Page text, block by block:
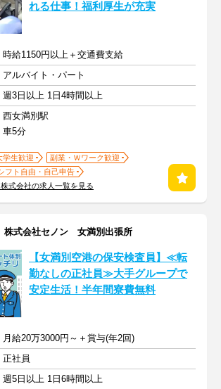
れる仕事！福利厚生が充実
時給1150円以上＋交通費支給
アルバイト・パート
週3日以上 1日4時間以上
西女満別駅
車5分
学生歓迎
副業・Ｗワーク歓迎
フト自由・自己申告
式会社の求人一覧を見る
式会社セノン 女満別出張所
【女満別空港の保安検査員】≪転
勤なしの正社員≫大手グループで
安定生活！半年間寮費無料
月給20万3000円～＋賞与(年2回)
正社員
週5日以上 1日6時間以上